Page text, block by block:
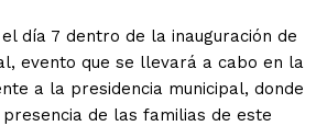
día 7 dentro de la inauguración de
evento que se llevará a cabo en la
a la presidencia municipal, donde
de las familias de este